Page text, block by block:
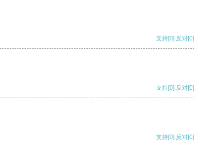
支持[0] 反对[0]
支持[0] 反对[0]
支持[0] 反对[0]